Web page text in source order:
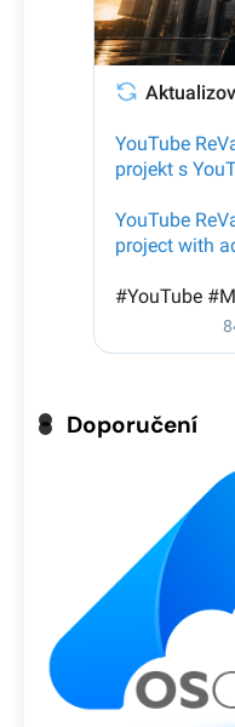
Doporučení